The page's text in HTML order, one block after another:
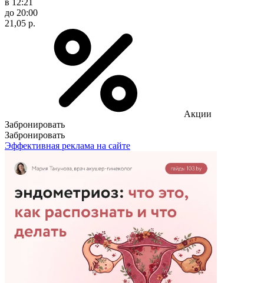
до 20:00
21,05 р.
Акции
Забронировать
Забронировать
Эффективная реклама на сайте